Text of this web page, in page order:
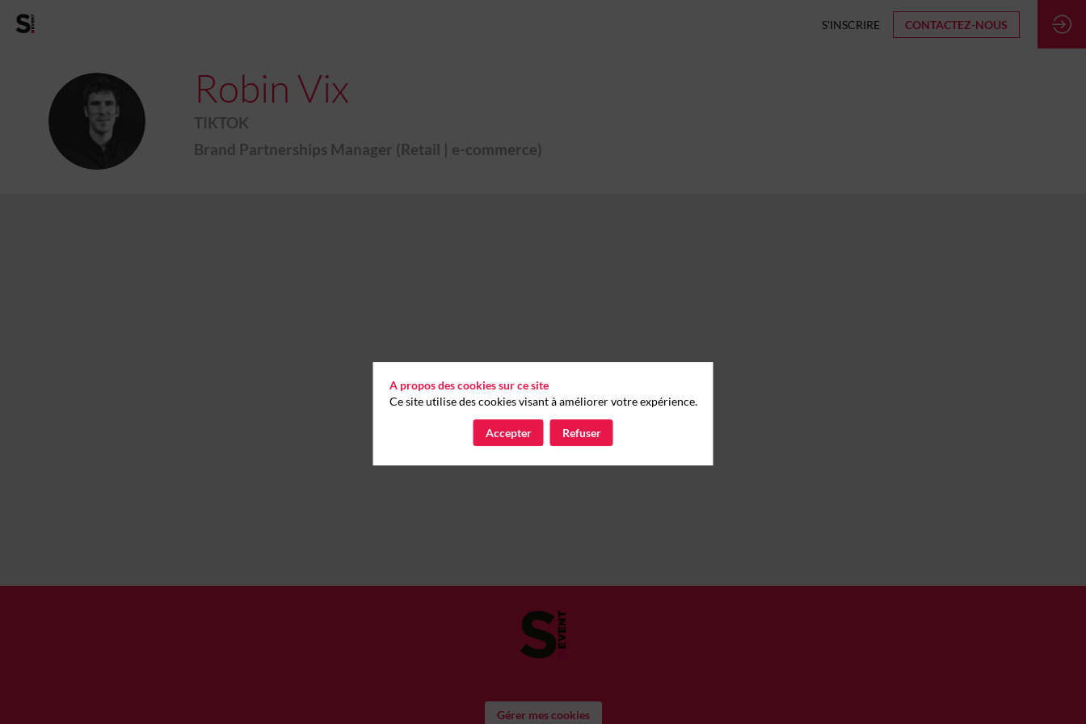
S'INSCRIRE CONTACTEZ-NOUS
RV
Robin Vix
TIKTOK
Brand Partnerships Manager (Retail | e-commerce)
Gérer mes cookies
A propos des cookies sur ce site
Ce site utilise des cookies visant à améliorer votre expérience.
Accepter Refuser